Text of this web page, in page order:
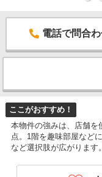
電話で問合
ここがおすすめ！
本物件の強みは、店舗を
点。1階を趣味部屋など
など選択肢が広がります。